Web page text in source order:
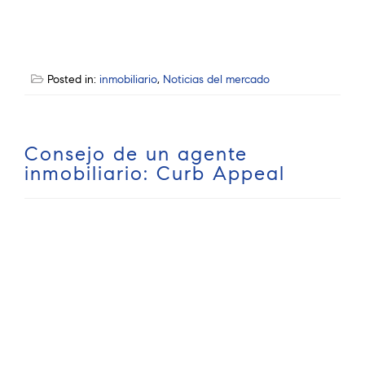
Posted in: inmobiliario, Noticias del mercado
Consejo de un agente
inmobiliario: Curb Appeal